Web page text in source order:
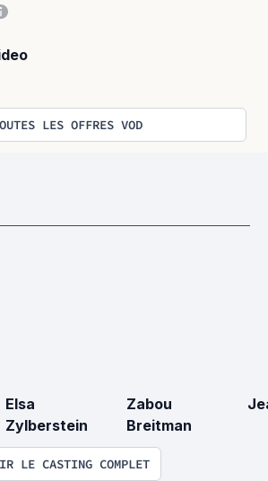
LES OFFRES VOD
Elsa
Zylberstein
Zabou
Breitman
LE CASTING COMPLET